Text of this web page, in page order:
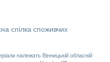
спілка споживчих
належать Вінницькій обласній